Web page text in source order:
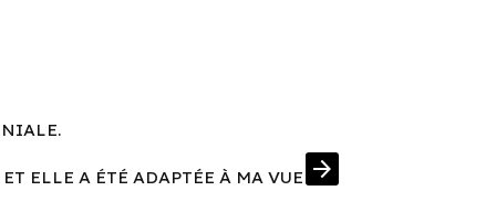
ELLE A ÉTÉ ADAPTÉE À MA VUE arrow_forward